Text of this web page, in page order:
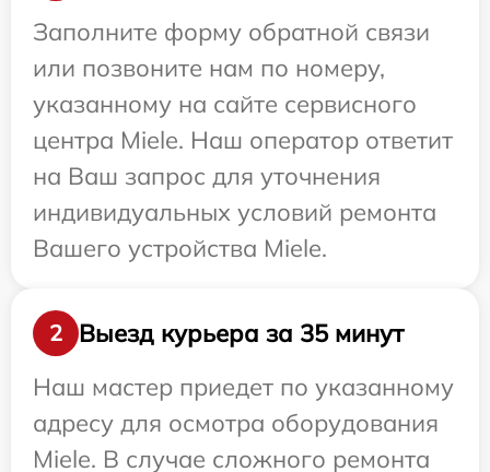
Заполните форму обратной связи
или позвоните нам по номеру,
указанному на сайте сервисного
центра Miele. Наш оператор ответит
на Ваш запрос для уточнения
индивидуальных условий ремонта
Вашего устройства Miele.
2
Выезд курьера за 35 минут
Наш мастер приедет по указанному
адресу для осмотра оборудования
Miele. В случае сложного ремонта